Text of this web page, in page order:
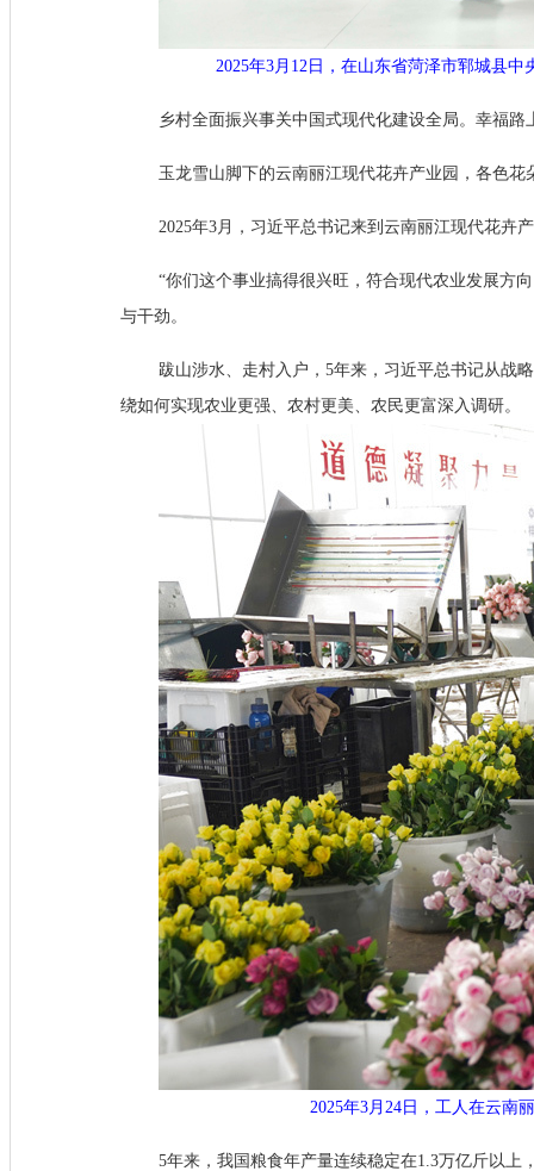
2025年3月12日，在山东省菏泽市郓城县
乡村全面振兴事关中国式现代化建设全局。幸福路
玉龙雪山脚下的云南丽江现代花卉产业园，各色花
2025年3月，习近平总书记来到云南丽江现代花
“你们这个事业搞得很兴旺，符合现代农业发展方
与干劲。
跋山涉水、走村入户，5年来，习近平总书记从战
绕如何实现农业更强、农村更美、农民更富深入调研。
2025年3月24日，工人在云南
5年来，我国粮食年产量连续稳定在1.3万亿斤以上